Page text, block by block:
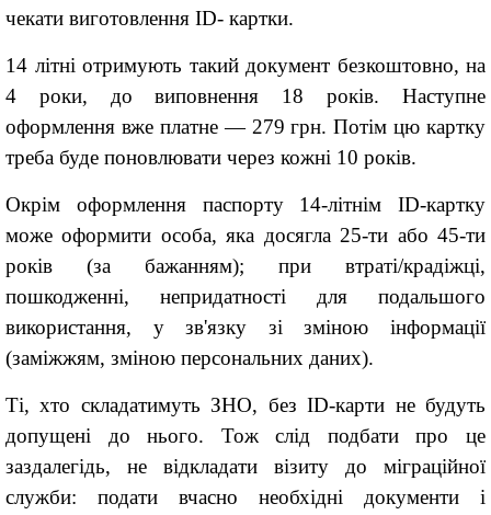
чекати виготовлення ID- картки.
14 літні отримують такий документ безкоштовно, на
4 роки, до виповнення 18 років. Наступне
оформлення вже платне — 279 грн. Потім цю картку
треба буде поновлювати через кожні 10 років.
Окрім оформлення паспорту 14-літнім ID-картку
може оформити особа, яка досягла 25-ти або 45-ти
років (за бажанням); при втраті/крадіжці,
пошкодженні, непридатності для подальшого
використання, у зв'язку зі зміною інформації
(заміжжям, зміною персональних даних).
Ті, хто складатимуть ЗНО, без ID-карти не будуть
допущені до нього. Тож слід подбати про це
заздалегідь, не відкладати візиту до міграційної
служби: подати вчасно необхідні документи і